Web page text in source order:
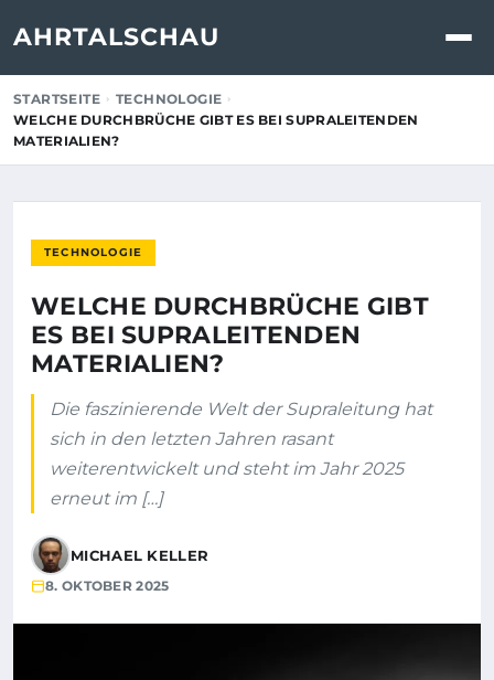
AHRTALSCHAU
STARTSEITE
TECHNOLOGIE
WELCHE DURCHBRÜCHE GIBT ES BEI SUPRALEITENDEN
MATERIALIEN?
TECHNOLOGIE
WELCHE DURCHBRÜCHE GIBT
ES BEI SUPRALEITENDEN
MATERIALIEN?
Die faszinierende Welt der Supraleitung hat
sich in den letzten Jahren rasant
weiterentwickelt und steht im Jahr 2025
erneut im […]
MICHAEL KELLER
8. OKTOBER 2025